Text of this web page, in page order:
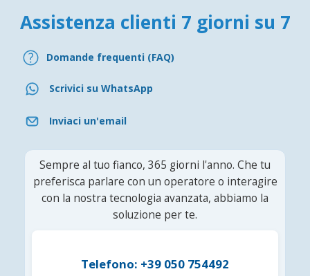
Assistenza clienti 7 giorni su 7
Domande frequenti (FAQ)
Scrivici su WhatsApp
Inviaci un'email
Sempre al tuo fianco, 365 giorni l'anno. Che tu
preferisca parlare con un operatore o interagire
con la nostra tecnologia avanzata, abbiamo la
soluzione per te.
Telefono: +39 050 754492